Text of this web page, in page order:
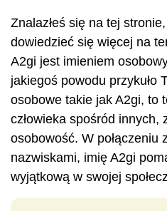
Znalazłeś się na tej
dowiedzieć się więcej na
A2gi jest imieniem
jakiegoś powodu przykuło
osobowe takie jak A2gi, to
człowieka spośród innych,
osobowość. W połączeniu
nazwiskami, imię A2gi
wyjątkową w swojej